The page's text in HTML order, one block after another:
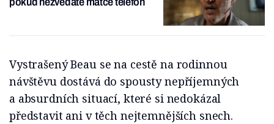
Vystrašený Beau se na cestě na rodinnou
návštěvu dostává do spousty nepříjemných
a absurdních situací, které si nedokázal
představit ani v těch nejtemnějších snech.